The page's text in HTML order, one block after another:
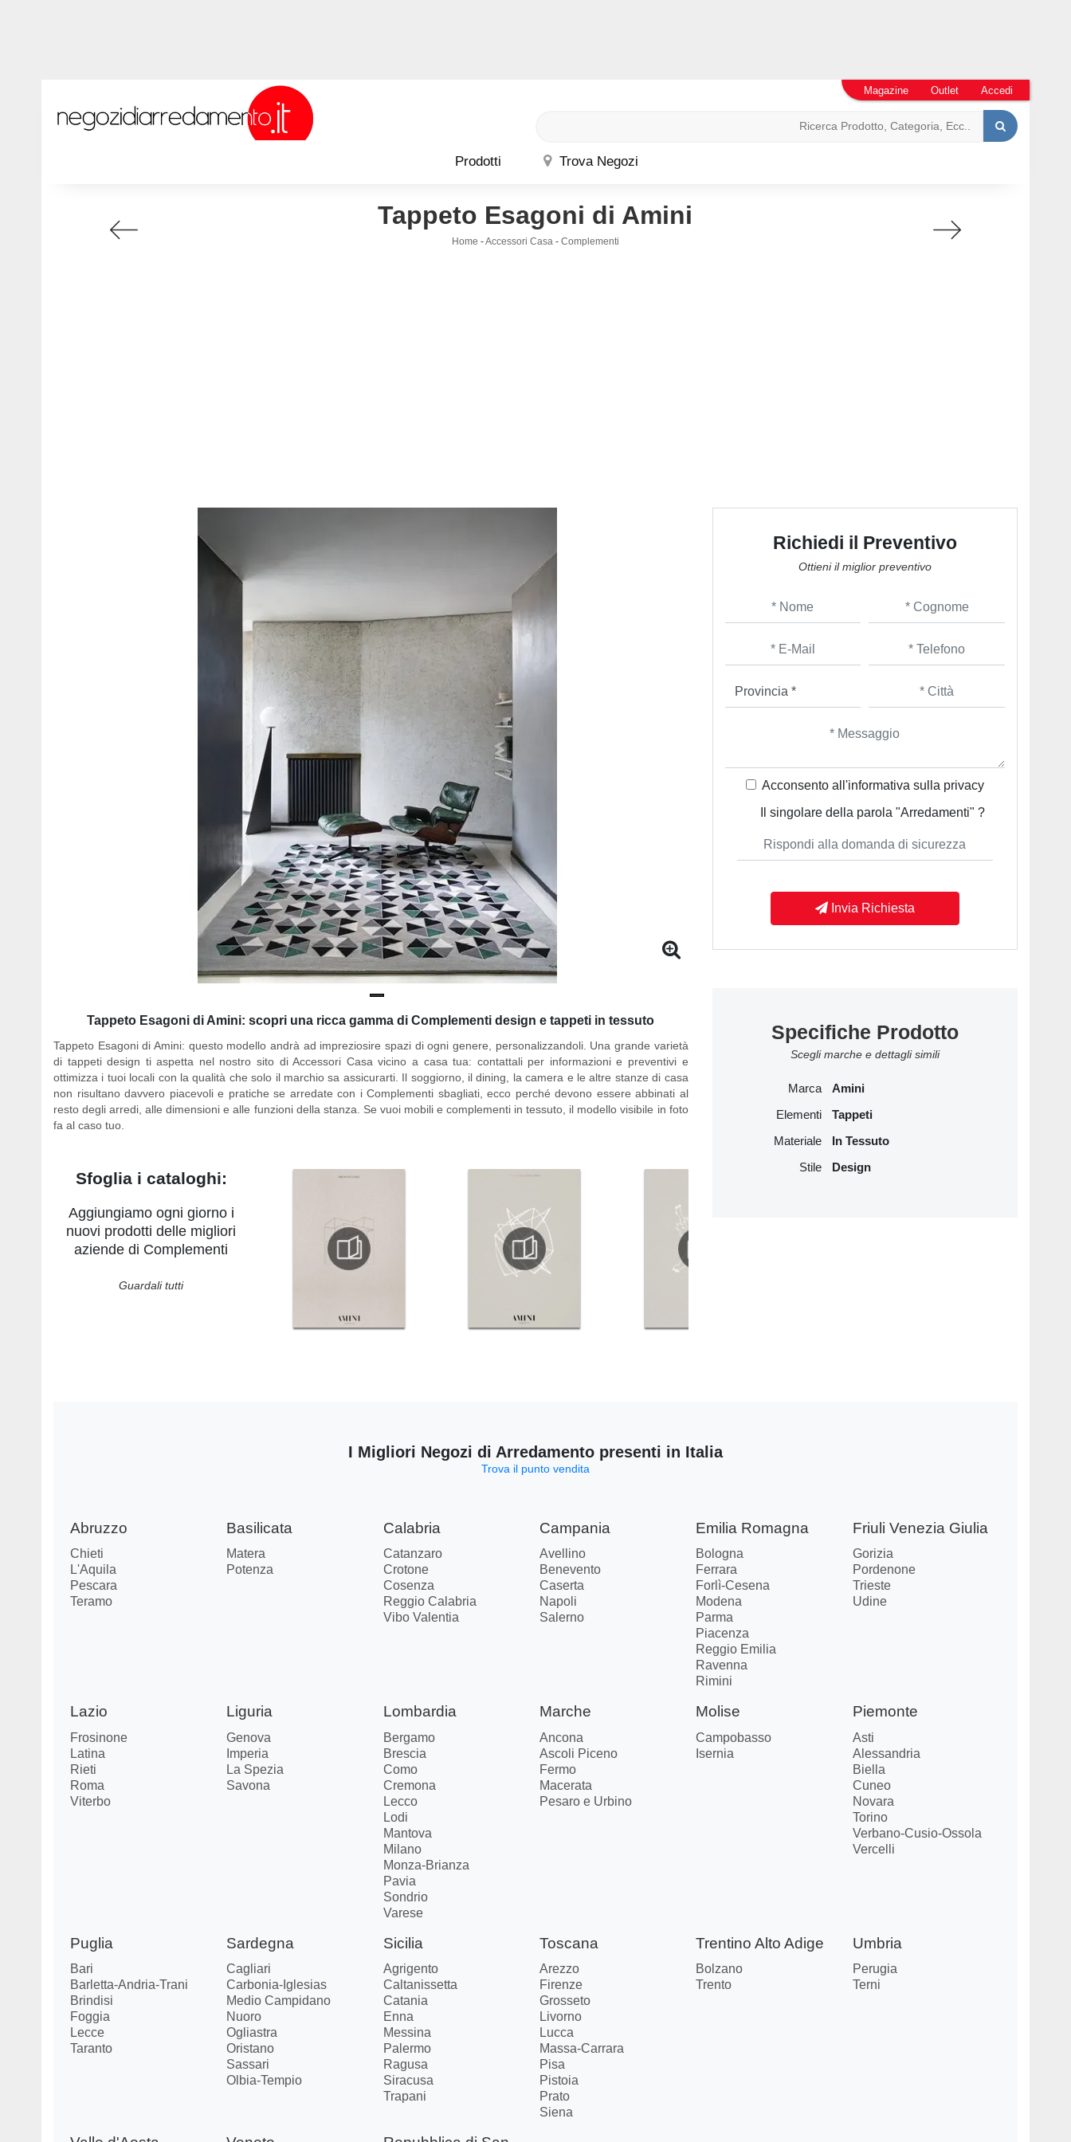
Prodotti Trova Negozi
Magazine Outlet Accedi
Tappeto Esagoni di Amini
Home -Accessori Casa - Complementi
Tappeto Esagoni di Amini: scopri una ricca gamma di Complementi design e tappeti in tessuto
Tappeto Esagoni di Amini: questo modello andrà ad impreziosire spazi di ogni genere, personalizzandoli. Una grande varietà
di tappeti design ti aspetta nel nostro sito di Accessori Casa vicino a casa tua: contattali per informazioni e preventivi e
ottimizza i tuoi locali con la qualità che solo il marchio sa assicurarti. Il soggiorno, il dining, la camera e le altre stanze di casa
non risultano davvero piacevoli e pratiche se arredate con i Complementi sbagliati, ecco perché devono essere abbinati al
resto degli arredi, alle dimensioni e alle funzioni della stanza. Se vuoi mobili e complementi in tessuto, il modello visibile in foto
fa al caso tuo.
Sfoglia i cataloghi:
Aggiungiamo ogni giorno i
nuovi prodotti delle migliori
aziende di Complementi
Guardali tutti
Richiedi il Preventivo
Ottieni il miglior preventivo
Acconsento all'informativa sulla privacy
Il singolare della parola "Arredamenti" ?
Invia Richiesta
Specifiche Prodotto
Scegli marche e dettagli simili
Marca Amini
Elementi Tappeti
Materiale In Tessuto
Stile Design
I Migliori Negozi di Arredamento presenti in Italia
Trova il punto vendita
Abruzzo
Chieti
L'Aquila
Pescara
Teramo
Basilicata
Matera
Potenza
Calabria
Catanzaro
Crotone
Cosenza
Reggio Calabria
Vibo Valentia
Campania
Avellino
Benevento
Caserta
Napoli
Salerno
Emilia Romagna
Bologna
Ferrara
Forlì-Cesena
Modena
Parma
Piacenza
Reggio Emilia
Ravenna
Rimini
Friuli Venezia Giulia
Gorizia
Pordenone
Trieste
Udine
Lazio
Frosinone
Latina
Rieti
Roma
Viterbo
Liguria
Genova
Imperia
La Spezia
Savona
Lombardia
Bergamo
Brescia
Como
Cremona
Lecco
Lodi
Mantova
Milano
Monza-Brianza
Pavia
Sondrio
Varese
Marche
Ancona
Ascoli Piceno
Fermo
Macerata
Pesaro e Urbino
Molise
Campobasso
Isernia
Piemonte
Asti
Alessandria
Biella
Cuneo
Novara
Torino
Verbano-Cusio-Ossola
Vercelli
Puglia
Bari
Barletta-Andria-Trani
Brindisi
Foggia
Lecce
Taranto
Sardegna
Cagliari
Carbonia-Iglesias
Medio Campidano
Nuoro
Ogliastra
Oristano
Sassari
Olbia-Tempio
Sicilia
Agrigento
Caltanissetta
Catania
Enna
Messina
Palermo
Ragusa
Siracusa
Trapani
Toscana
Arezzo
Firenze
Grosseto
Livorno
Lucca
Massa-Carrara
Pisa
Pistoia
Prato
Siena
Trentino Alto Adige
Bolzano
Trento
Umbria
Perugia
Terni